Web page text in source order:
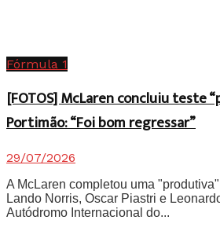
Fórmula 1
[FOTOS] McLaren concluiu teste
Portimão: “Foi bom regressar”
29/07/2026
A McLaren completou uma
Lando Norris, Oscar Piastri e
Autódromo Internacional do...